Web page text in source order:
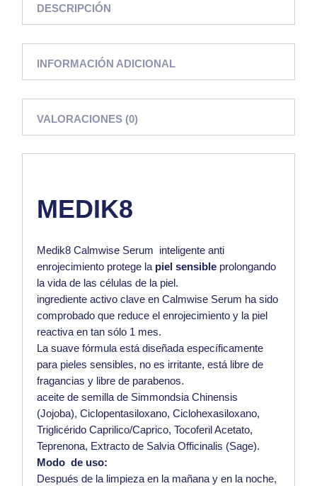
DESCRIPCIÓN
INFORMACIÓN ADICIONAL
VALORACIONES (0)
MEDIK8
Medik8 Calmwise Serum inteligente anti
enrojecimiento protege la piel sensible prolongando
la vida de las células de la piel.
ingrediente activo clave en Calmwise Serum ha sido
comprobado que reduce el enrojecimiento y la piel
reactiva en tan sólo 1 mes.
La suave fórmula está diseñada específicamente
para pieles sensibles, no es irritante, está libre de
fragancias y libre de parabenos.
aceite de semilla de Simmondsia Chinensis
(Jojoba), Ciclopentasiloxano, Ciclohexasiloxano,
Triglicérido Caprilico/Caprico, Tocoferil Acetato,
Teprenona, Extracto de Salvia Officinalis (Sage).
Modo de uso:
Después de la limpieza en la mañana y en la noche,